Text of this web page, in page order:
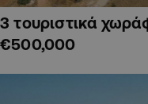
3 τουριστικά
€500,000